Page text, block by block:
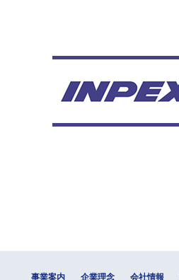
事業案内 企業理念 会社情報